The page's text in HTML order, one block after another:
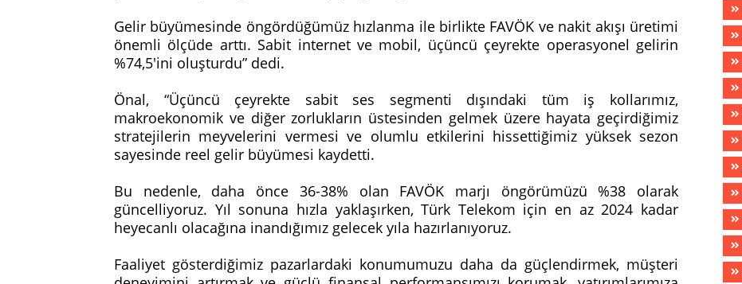
Gelir büyümesinde öngördüğümüz hızlanma ile birlikte FAVÖK ve nakit akışı üretimi
önemli ölçüde arttı. Sabit internet ve mobil, üçüncü çeyrekte operasyonel gelirin
%74,5'ini oluşturdu” dedi.
Önal, “Üçüncü çeyrekte sabit ses segmenti dışındaki tüm iş kollarımız,
makroekonomik ve diğer zorlukların üstesinden gelmek üzere hayata geçirdiğimiz
stratejilerin meyvelerini vermesi ve olumlu etkilerini hissettiğimiz yüksek sezon
sayesinde reel gelir büyümesi kaydetti.
Bu nedenle, daha önce 36-38% olan FAVÖK marjı öngörümüzü %38 olarak
güncelliyoruz. Yıl sonuna hızla yaklaşırken, Türk Telekom için en az 2024 kadar
heyecanlı olacağına inandığımız gelecek yıla hazırlanıyoruz.
Faaliyet gösterdiğimiz pazarlardaki konumumuzu daha da güçlendirmek, müşteri